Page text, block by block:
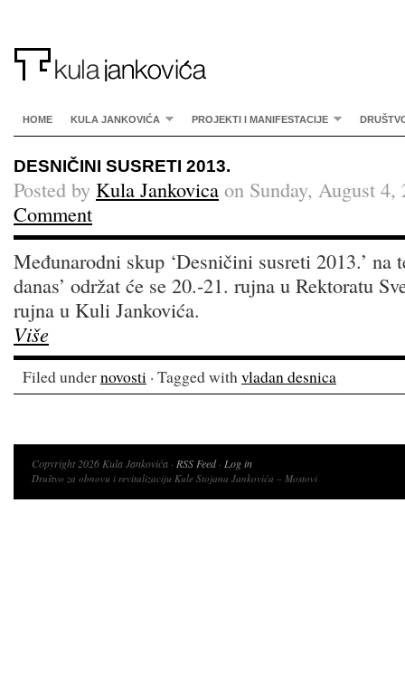
HOME KULA JANKOVIĆA PROJEKTI I MANIFESTACIJE
DESNIČINI SUSRETI 2013.
Posted by Kula Jankovica on Sunday, August 4,
Comment
Međunarodni skup ‘Desničini susreti 2013.’ na
danas’ održat će se 20.-21. rujna u Rektoratu
rujna u Kuli Jankovića.
Više
Filed undernovosti · Tagged withvladan desnica
Copyright 2026 Kula Jankovića · RSS Feed· Log in
Društvo za obnovu i revitalizaciju Kule Stojana Jankovića – Mostovi